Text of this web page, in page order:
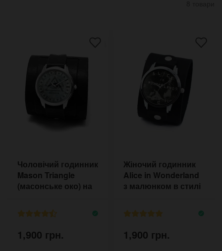
Чоловічий годинник
Mason Triangle
(масонське око) на
1,900 грн.
Жіночий годинник
Alice in Wonderland
з малюнком в стилі
1,900 грн.